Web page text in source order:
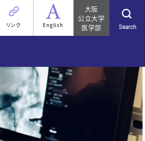
大阪
公立大学
医学部
Search
リンク English